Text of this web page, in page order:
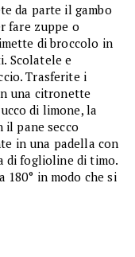
da parte il gambo
fare zuppe o
di broccolo in
Scolatele e
Trasferite i
una citronette
di limone, la
il pane secco
in una padella con
di foglioline di timo.
in modo che si